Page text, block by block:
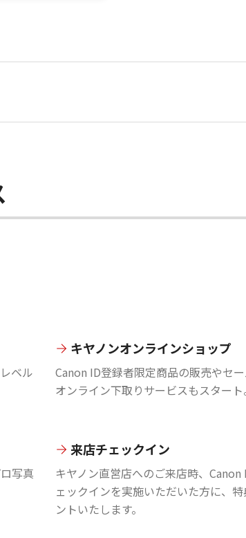
ベル
キヤノンオンラインショップ
Canon ID登録者限定商品の販売やセー
オンライン下取りサービスもスタート
写真
来店チェックイン
キヤノン直営店へのご来店時、Canon
ェックインを実施いただいた方に、
ントいたします。